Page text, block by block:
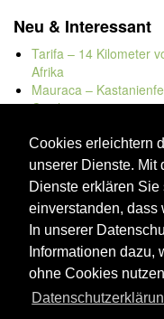
Cookies erleichtern
unserer Dienste. Mit
Dienste erklären Sie
einverstanden, dass
In unserer
Informationen dazu,
ohne Cookies
Neu & Interessant
Tarifa – 14 Kilometer
Afrika
Mauraca –
Capileira
Bolonia
Kap Trafalgar
Düne von Bolonia